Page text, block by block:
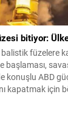
bitiyor:
füzelere
konuşlu ABD
kapatmak için